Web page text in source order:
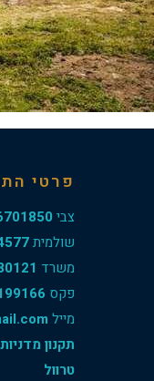
פרטי
צבי
שולמית
משרד
פקס
מייל
תקנון
טרוול